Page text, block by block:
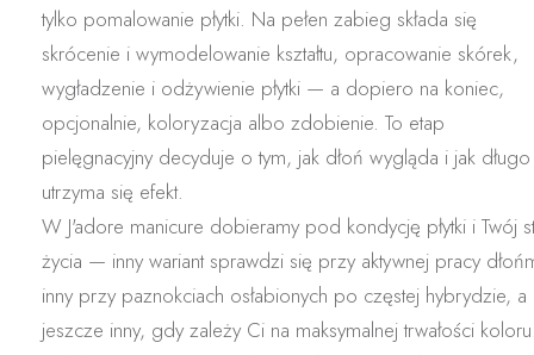
tylko pomalowanie płytki. Na pełen zabieg składa się
skrócenie i wymodelowanie kształtu, opracowanie skórek,
wygładzenie i odżywienie płytki — a dopiero na koniec,
opcjonalnie, koloryzacja albo zdobienie. To etap
pielęgnacyjny decyduje o tym, jak dłoń wygląda i jak długo
utrzyma się efekt.
W J'adore manicure dobieramy pod kondycję płytki i Twój
życia — inny wariant sprawdzi się przy aktywnej pracy
inny przy paznokciach osłabionych po częstej hybrydzie, a
jeszcze inny, gdy zależy Ci na maksymalnej trwałości